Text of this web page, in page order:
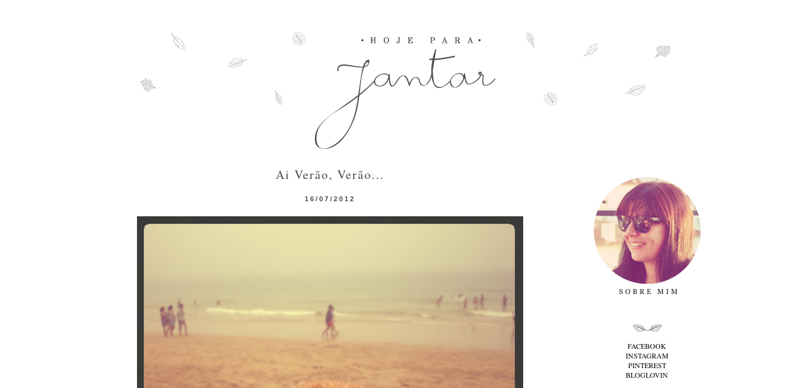
16/07/2012
Ai Verão, Verão...
FACEBOOK
INSTAGRAM
PINTEREST
BLOGLOVIN